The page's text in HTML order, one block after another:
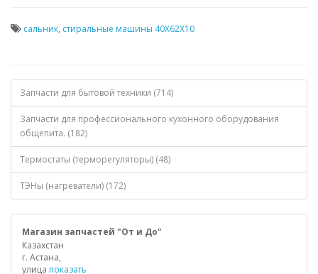
сальник, стиральные машины 40X62X10
Запчасти для бытовой техники (714)
Запчасти для профессионального кухонного оборудования
общепита. (182)
Термостаты (терморегуляторы) (48)
ТЭНы (нагреватели) (172)
Магазин запчастей "От и До"
Казахстан
г. Астана,
улица показать